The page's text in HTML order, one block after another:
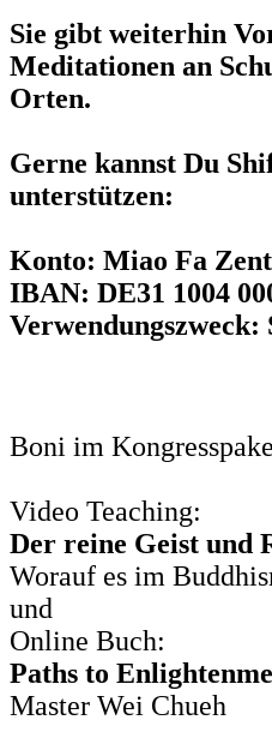
Sie gibt weiterhin
Meditationen an
Orten.
Gerne kannst Du
unterstützen:
Konto: Miao Fa
IBAN: DE31 1004
Verwendungszweck:
Boni im
Video Teaching:
Der reine Geist und
Worauf es im
und
Online Buch:
Paths to
Master Wei Chueh